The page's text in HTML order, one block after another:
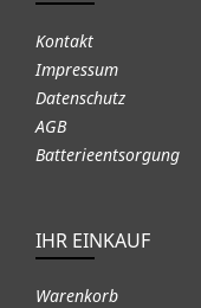
Kontakt
Impressum
Datenschutz
AGB
Batterieentsorgung
IHR EINKAUF
Warenkorb